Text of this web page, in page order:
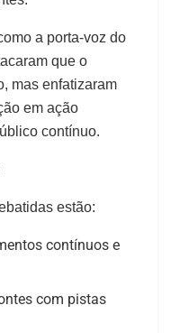
a porta‑voz do
que o
mas enfatizaram
em ação
contínuo.
estão:
contínuos e
com pistas